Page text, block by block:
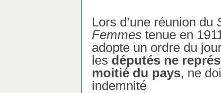
Lors d’une réunion du
Femmes tenue en
adopte un ordre du
les députés ne
moitié du pays, ne
indemnité